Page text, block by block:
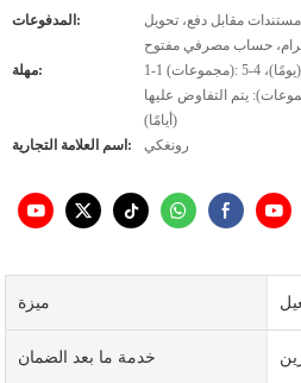
المدفوعات:
مقابل دفع، تحويل
حساب مصرفي مفتوح
مهلة:
1-1 (مجموعات): 15 (يومًا)، 2-3 (مجموعات): 25 (يومًا)، 4-5
30 (يومًا)، أكثر من 5 (مجموعات): يتم التفاوض عليها
(أيامًا)
اسم العلامة التجارية:
رونغكي
ميزة
خدمة ما بعد الضمان